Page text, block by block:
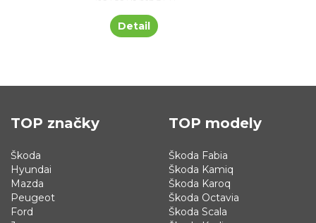
Detail
TOP značky
Škoda
Hyundai
Mazda
Peugeot
Ford
TOP modely
Škoda Fabia
Škoda Kamiq
Škoda Karoq
Škoda Octavia
Škoda Scala